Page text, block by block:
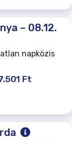
– 08.12.
napközis
Ft